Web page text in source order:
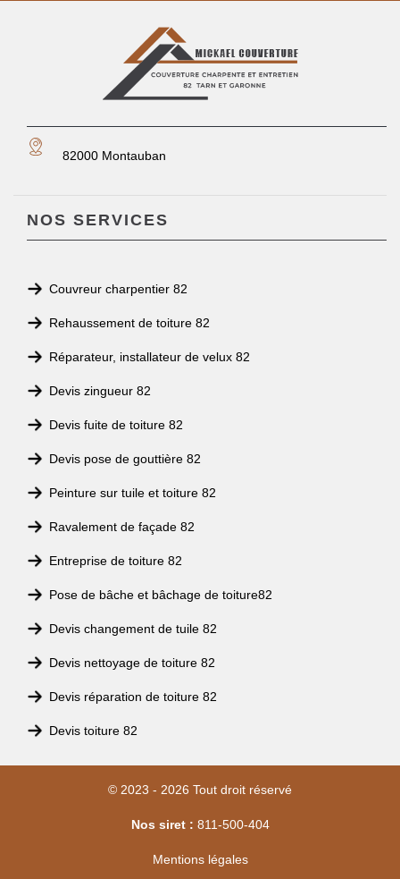
82000 Montauban
NOS SERVICES
Couvreur charpentier 82
Rehaussement de toiture 82
Réparateur, installateur de velux 82
Devis zingueur 82
Devis fuite de toiture 82
Devis pose de gouttière 82
Peinture sur tuile et toiture 82
Ravalement de façade 82
Entreprise de toiture 82
Pose de bâche et bâchage de toiture82
Devis changement de tuile 82
Devis nettoyage de toiture 82
Devis réparation de toiture 82
Devis toiture 82
© 2023 - 2026 Tout droit réservé
Nos siret : 811-500-404
Mentions légales